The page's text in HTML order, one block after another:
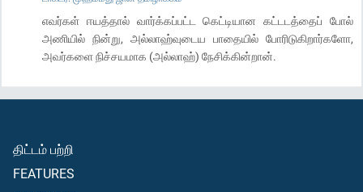
எவர்கள் ஈயத்தால் வார்க்கப்பட்ட கெட்டியான கட்டடத்தைப் போல்
அணியில் நின்று, அல்லாஹ்வுடைய பாதையில் போரிடுகிறார்களோ,
அவர்களை நிச்சயமாக (அல்லாஹ்) நேசிக்கின்றான்.
திட்டம் பற்றி
FEATURES